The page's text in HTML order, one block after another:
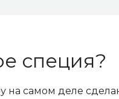
специя?
самом деле